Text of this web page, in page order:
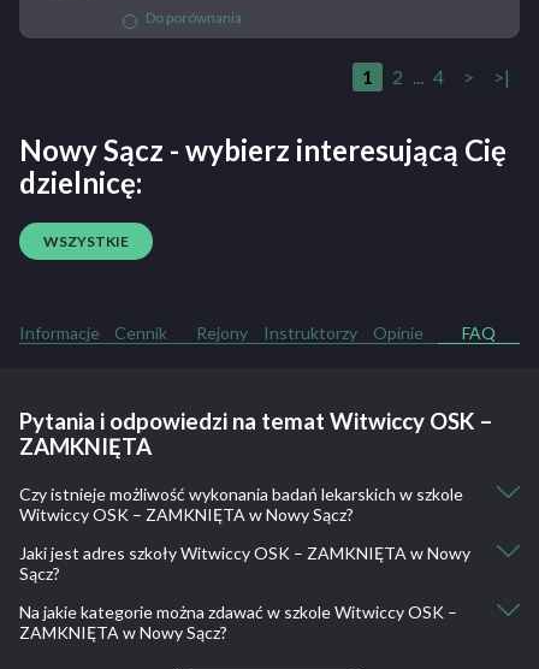
Do porównania
1 2 ... 4 > >|
Nowy Sącz - wybierz interesującą Cię
dzielnicę:
WSZYSTKIE
Informacje Cennik Rejony Instruktorzy Opinie FAQ
Pytania i odpowiedzi na temat Witwiccy OSK –
ZAMKNIĘTA
Czy istnieje możliwość wykonania badań lekarskich w szkole
Witwiccy OSK – ZAMKNIĘTA w Nowy Sącz?
Nie, nie ma takiej możliwości.
Jaki jest adres szkoły Witwiccy OSK – ZAMKNIĘTA w Nowy
Sącz?
Jana Pawła II 10 33-300 Nowy Sącz
Na jakie kategorie można zdawać w szkole Witwiccy OSK –
ZAMKNIĘTA w Nowy Sącz?